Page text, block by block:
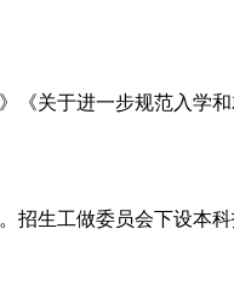
关于进一步规范入学
生工做委员会下设本